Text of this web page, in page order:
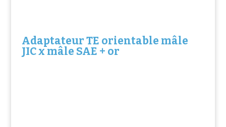
Adaptateur TE orientable mâle
JIC x mâle SAE + or